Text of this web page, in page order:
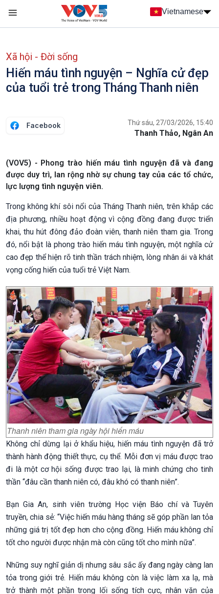
Nhảy đến nội dung
Vietnamese
Xã hội - Đời sống
Hiến máu tình nguyện – Nghĩa cử đẹp
của tuổi trẻ trong Tháng Thanh niên
Facebook Thứ sáu, 27/03/2026, 15:40
Thanh Thảo, Ngân An
(VOV5) - Phong trào hiến máu tình nguyện đã và đang
được duy trì, lan rộng nhờ sự chung tay của các tổ chức,
lực lượng tình nguyện viên.
Trong không khí sôi nổi của Tháng Thanh niên, trên khắp các
địa phương, nhiều hoạt động vì cộng đồng đang được triển
khai, thu hút đông đảo đoàn viên, thanh niên tham gia. Trong
đó, nổi bật là phong trào hiến máu tình nguyện, một nghĩa cử
cao đẹp thể hiện rõ tinh thần trách nhiệm, lòng nhân ái và khát
vọng cống hiến của tuổi trẻ Việt Nam.
Thanh niên tham gia ngày hội hiến máu
Không chỉ dừng lại ở khẩu hiệu, hiến máu tình nguyện đã trở
thành hành động thiết thực, cụ thể. Mỗi đơn vị máu được trao
đi là một cơ hội sống được trao lại, là minh chứng cho tinh
thần “đâu cần thanh niên có, đâu khó có thanh niên”.
Bạn Gia An, sinh viên trường Học viện Báo chí và Tuyên
truyền, chia sẻ: “Việc hiến máu hàng tháng sẽ góp phần lan tỏa
những giá trị tốt đẹp hơn cho cộng đồng. Hiến máu không chỉ
tốt cho người được nhận mà còn cũng tốt cho mình nữa”.
Những suy nghĩ giản dị nhưng sâu sắc ấy đang ngày càng lan
tỏa trong giới trẻ. Hiến máu không còn là việc làm xa lạ, mà
trở thành một phần trong lối sống tích cực, nhân văn của